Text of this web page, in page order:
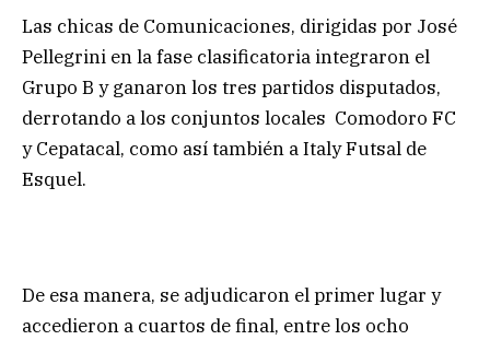
Las chicas de Comunicaciones, dirigidas por José
Pellegrini en la fase clasificatoria integraron el
Grupo B y ganaron los tres partidos disputados,
derrotando a los conjuntos locales Comodoro FC
y Cepatacal, como así también a Italy Futsal de
Esquel.
De esa manera, se adjudicaron el primer lugar y
accedieron a cuartos de final, entre los ocho